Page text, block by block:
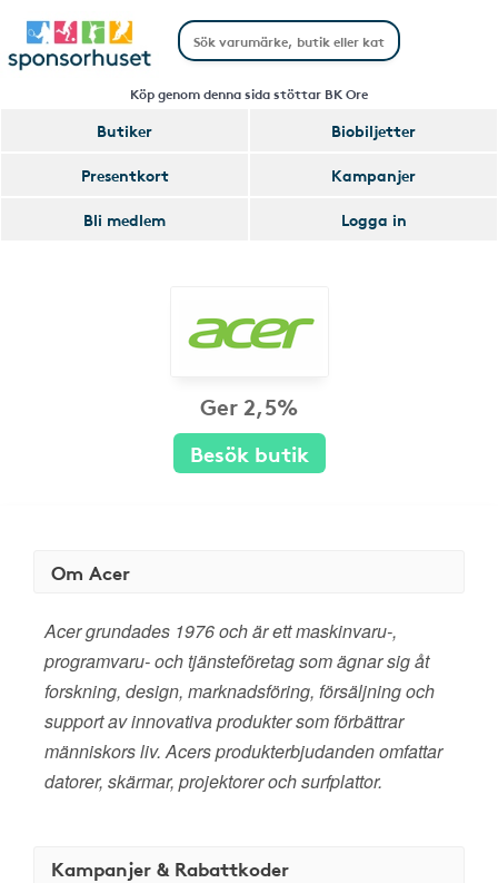
Köp genom denna sida stöttar BK Ore
Butiker
Biobiljetter
Presentkort
Kampanjer
Bli medlem
Logga in
Ger 2,5%
Besök butik
Om Acer
Acer grundades 1976 och är ett maskinvaru-,
programvaru- och tjänsteföretag som ägnar sig åt
forskning, design, marknadsföring, försäljning och
support av innovativa produkter som förbättrar
människors liv. Acers produkterbjudanden omfattar
datorer, skärmar, projektorer och surfplattor.
Kampanjer & Rabattkoder